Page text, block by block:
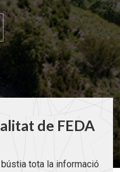
de FEDA
tota la informació